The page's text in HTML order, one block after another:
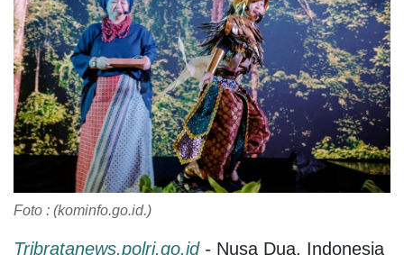
Foto : (kominfo.go.id.)
Tribratanews.polri.go.id- Nusa Dua. Indonesia